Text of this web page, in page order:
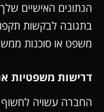
הנתונים האישיים
בתגובה לבקשות
משפט או סוכנות
דרישות משפטיות
החברה עשויה לחשוף